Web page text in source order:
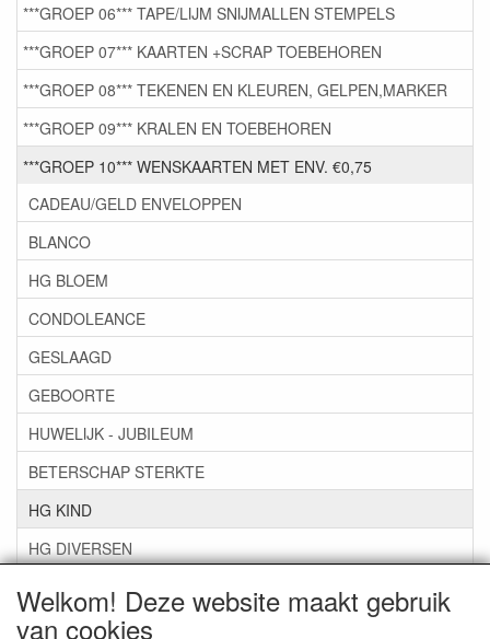
Welkom! Deze website maakt gebruik
van cookies
***GROEP 06*** TAPE/LIJM SNIJMALLEN STEMPELS
***GROEP 07*** KAARTEN +SCRAP TOEBEHOREN
***GROEP 08*** TEKENEN EN KLEUREN, GELPEN,MARKER
***GROEP 09*** KRALEN EN TOEBEHOREN
***GROEP 10*** WENSKAARTEN MET ENV. €0,75
CADEAU/GELD ENVELOPPEN
BLANCO
HG BLOEM
CONDOLEANCE
GESLAAGD
GEBOORTE
HUWELIJK - JUBILEUM
BETERSCHAP STERKTE
HG KIND
HG DIVERSEN
SARA, ABRAHAM, PENSIOEN, VUT